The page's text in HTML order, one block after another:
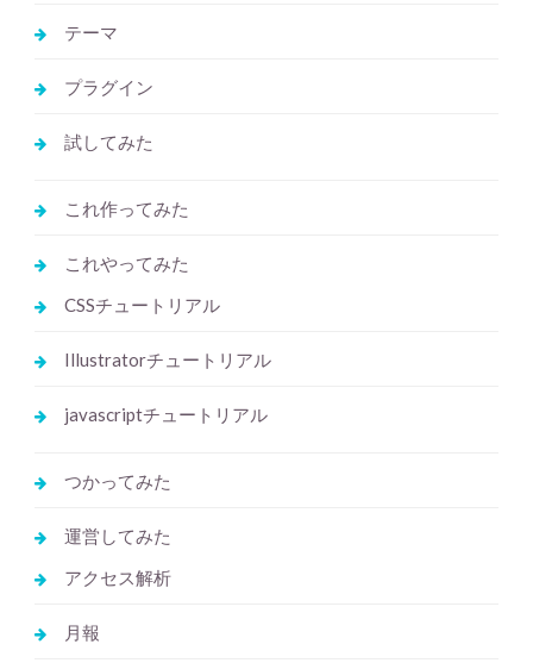
テーマ
プラグイン
試してみた
これ作ってみた
これやってみた
CSSチュートリアル
Illustratorチュートリアル
javascriptチュートリアル
つかってみた
運営してみた
アクセス解析
月報